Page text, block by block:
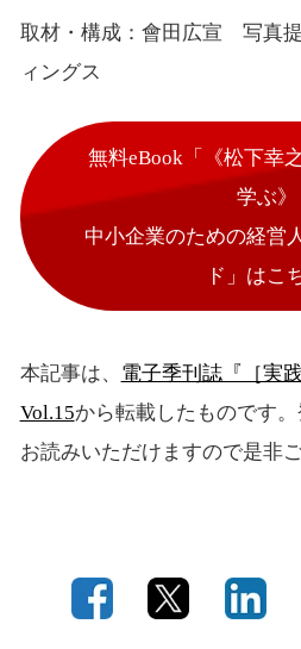
取材・構成：會田広宣 写真
ィングス
無料eBook「《松下幸
学ぶ》
中小企業のための経営
ド」はこ
本記事は、 電子季刊誌『［実
Vol.15から転載したものです
お読みいただけますので是非